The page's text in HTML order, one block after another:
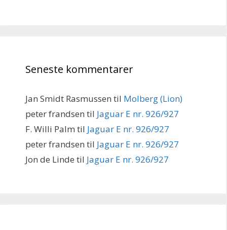
Seneste kommentarer
Jan Smidt Rasmussen til Molberg (Lion)
peter frandsen til Jaguar E nr. 926/927
F. Willi Palm til Jaguar E nr. 926/927
peter frandsen til Jaguar E nr. 926/927
Jon de Linde til Jaguar E nr. 926/927